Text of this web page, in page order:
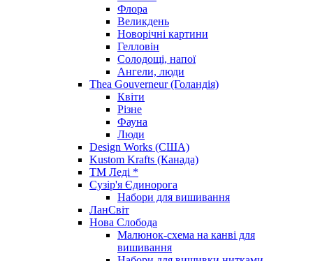
Флора
Великдень
Новорічні картини
Гелловін
Солодощі, напої
Ангели, люди
Thea Gouverneur (Голандія)
Квіти
Різне
Фауна
Люди
Design Works (США)
Kustom Krafts (Канада)
ТМ Леді *
Сузір'я Єдинорога
Набори для вишивання
ЛанСвіт
Нова Слобода
Малюнок-схема на канві для
вишивання